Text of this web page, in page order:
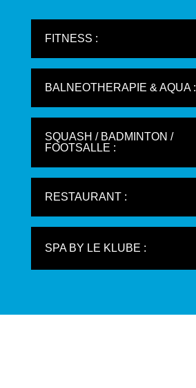
FITNESS :
BALNEOTHERAPIE & AQUA :
SQUASH / BADMINTON /
FOOTSALLE :
RESTAURANT :
SPA BY LE KLUBE :